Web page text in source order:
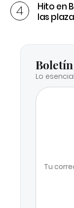
Hito en
las
Lo